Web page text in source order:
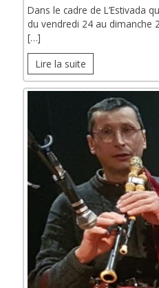
Dans le cadre de L’Estivada
du vendredi 24 au dimanche
[…]
Lire la suite